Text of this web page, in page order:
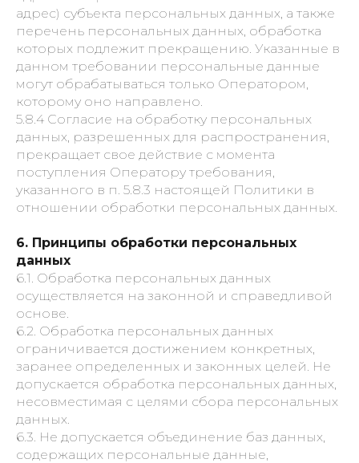
адрес) субъекта персональных данных, а также
перечень персональных данных, обработка
которых подлежит прекращению. Указанные в
данном требовании персональные данные
могут обрабатываться только Оператором,
которому оно направлено.
5.8.4 Согласие на обработку персональных
данных, разрешенных для распространения,
прекращает свое действие с момента
поступления Оператору требования,
указанного в п. 5.8.3 настоящей Политики в
отношении обработки персональных данных.
6. Принципы обработки персональных
данных
6.1. Обработка персональных данных
осуществляется на законной и справедливой
основе.
6.2. Обработка персональных данных
ограничивается достижением конкретных,
заранее определенных и законных целей. Не
допускается обработка персональных данных,
несовместимая с целями сбора персональных
данных.
6.3. Не допускается объединение баз данных,
содержащих персональные данные,